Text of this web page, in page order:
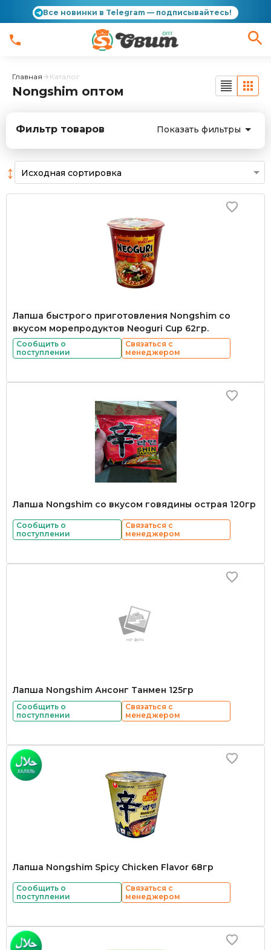
Все новинки в Telegram — подписывайтесь!
Главная Каталог
Nongshim оптом
Фильтр товаров Показать фильтры
↕
Лапша быстрого приготовления Nongshim со
вкусом морепродуктов Neoguri Cup 62гр.
Сообщить о
поступлении
Связаться с
менеджером
Лапша Nongshim со вкусом говядины острая 120гр
Сообщить о
поступлении
Связаться с
менеджером
Лапша Nongshim Ансонг Танмен 125гр
Сообщить о
поступлении
Связаться с
менеджером
Лапша Nongshim Spicy Chicken Flavor 68гр
Сообщить о
поступлении
Связаться с
менеджером